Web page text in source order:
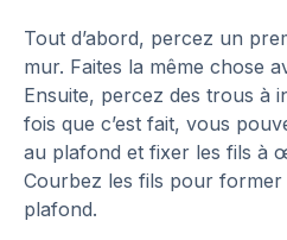
Tout d’abord, percez un
mur. Faites la même chose
Ensuite, percez des trous à
fois que c’est fait, vous
au plafond et fixer les fils à
Courbez les fils pour former
plafond.